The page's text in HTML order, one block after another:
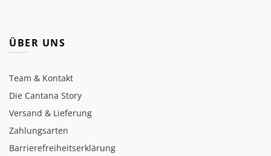
ÜBER UNS
Team & Kontakt
Die Cantana Story
Versand & Lieferung
Zahlungsarten
Barrierefreiheitserklärung